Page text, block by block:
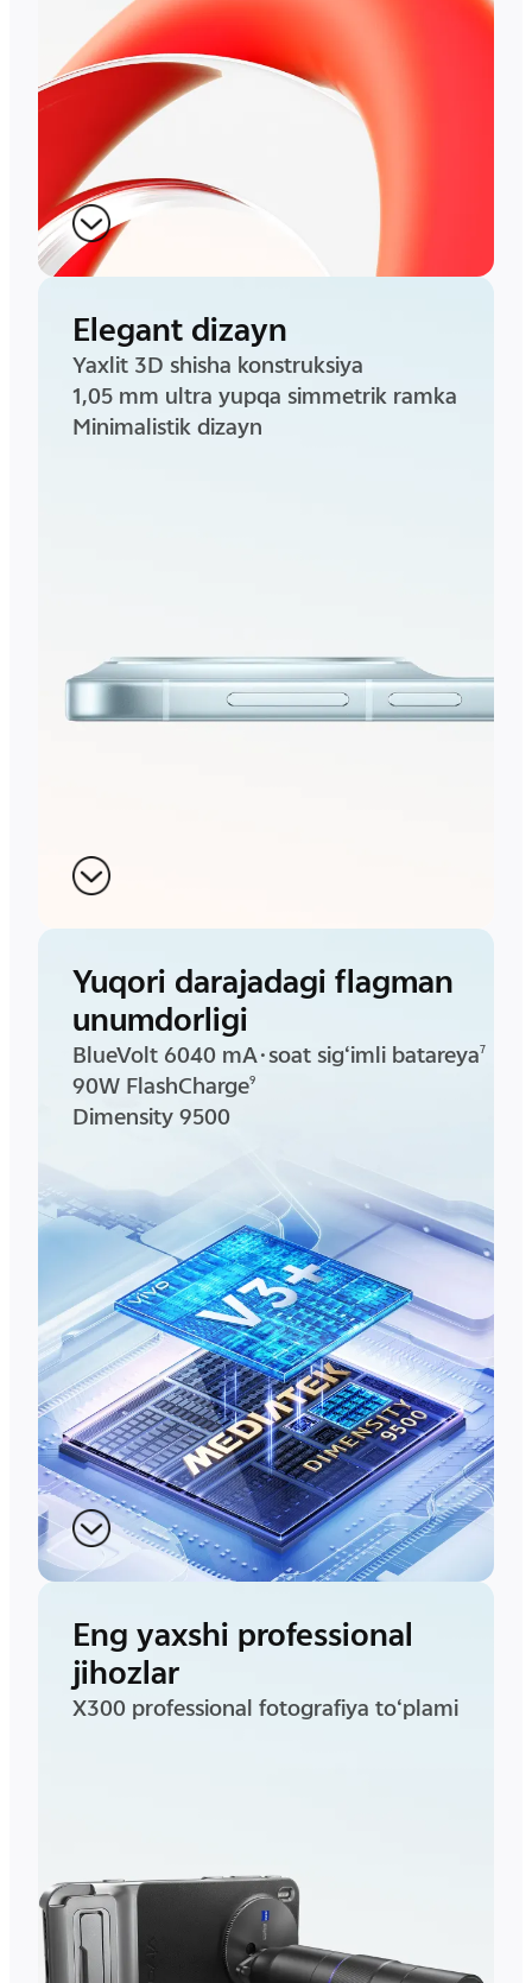
Elegant dizayn
Yaxlit 3D shisha konstruksiya
1,05 mm ultra yupqa simmetrik ramka
Minimalistik dizayn
Yuqori darajadagi flagman
unumdorligi
BlueVolt 6040 mA·soat sig‘imli batareya7
90W FlashCharge9
Dimensity 9500
Eng yaxshi professional
jihozlar
X300 professional fotografiya to‘plami